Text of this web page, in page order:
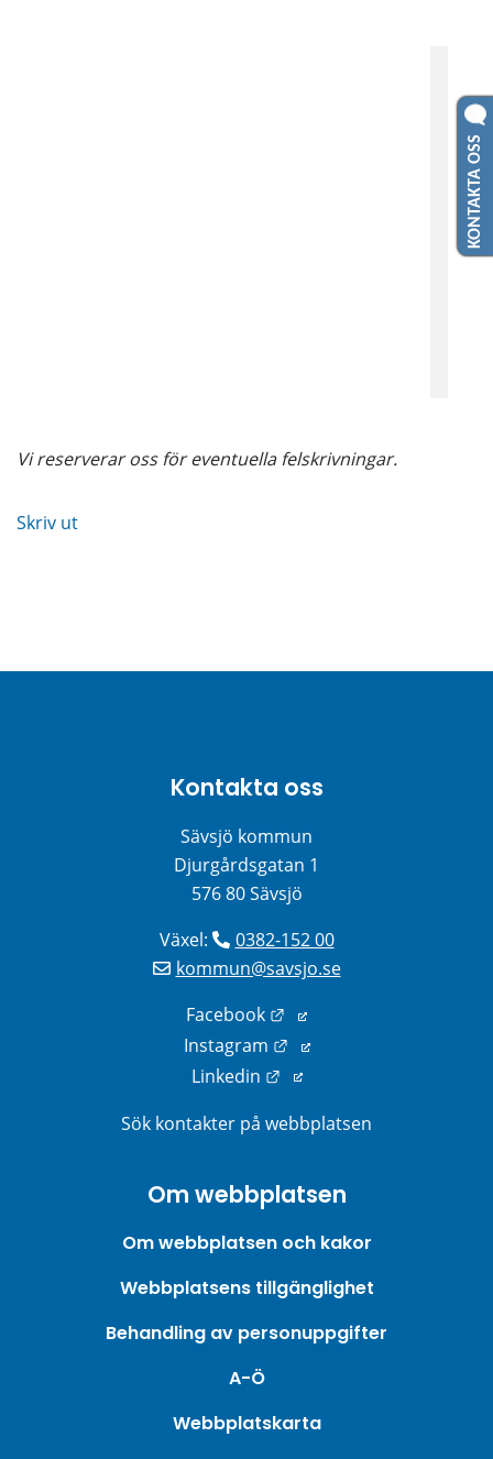
Vi reserverar oss för eventuella felskrivningar.
Skriv ut
Kontakta oss
Sävsjö kommun
Djurgårdsgatan 1
576 80 Sävsjö
Växel:
0382-152 00
kommun@savsjo.se
Facebook
Länk till annan
Instagram
Länk till annan
Linkedin
Länk till annan webbplats.
Sök kontakter på webbplatsen
Om webbplatsen
Om webbplatsen och kakor
Webbplatsens tillgänglighet
Behandling av personuppgifter
A-Ö
Webbplatskarta
KONTAKTA OSS